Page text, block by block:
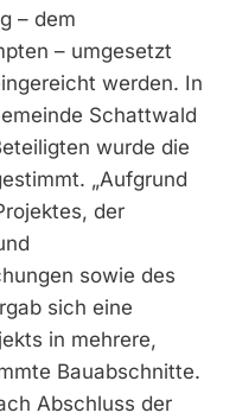
– dem
– umgesetzt
werden. In
Schattwald
wurde die
„Aufgrund
der
sowie des
sich eine
in mehrere,
Bauabschnitte.
Abschluss der